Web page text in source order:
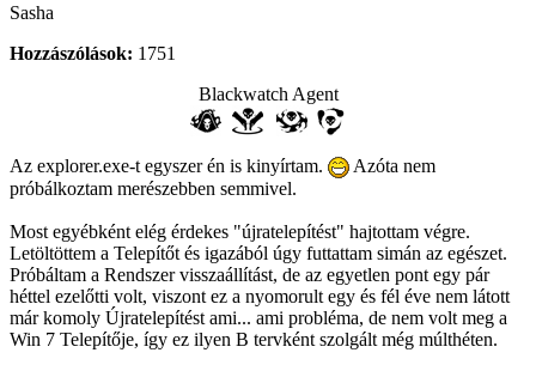
Sasha
Hozzászólások: 1751
Blackwatch Agent
Az explorer.exe-t egyszer én is kinyírtam.
Azóta nem
próbálkoztam merészebben semmivel.
Most egyébként elég érdekes "újratelepítést" hajtottam végre.
Letöltöttem a Telepítőt és igazából úgy futtattam simán az egészet.
Próbáltam a Rendszer visszaállítást, de az egyetlen pont egy pár
héttel ezelőtti volt, viszont ez a nyomorult egy és fél éve nem látott
már komoly Újratelepítést ami... ami probléma, de nem volt meg a
Win 7 Telepítője, így ez ilyen B tervként szolgált még múlthéten.